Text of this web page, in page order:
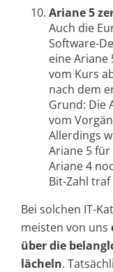
Ariane 5
Auch die
Software-
eine Ariane
vom Kurs
nach dem
Grund: Die
vom
Allerdings
Ariane 5
Ariane 4
Bit-Zahl
Bei solchen IT-
meisten von uns
über die
lächeln.